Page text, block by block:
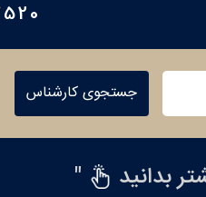
جستجوی کارشناس
بدانید "